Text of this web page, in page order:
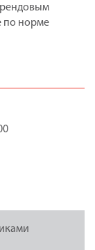
по норме